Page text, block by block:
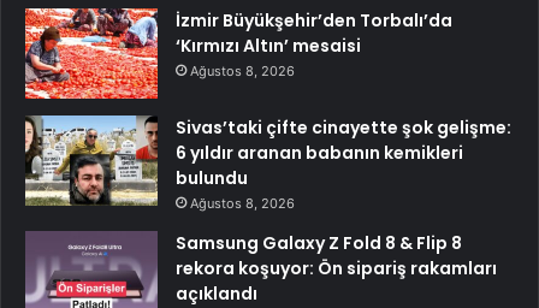
İzmir Büyükşehir’den Torbalı’da
‘Kırmızı Altın’ mesaisi
Ağustos 8, 2026
Sivas’taki çifte cinayette şok gelişme:
6 yıldır aranan babanın kemikleri
bulundu
Ağustos 8, 2026
Samsung Galaxy Z Fold 8 & Flip 8
rekora koşuyor: Ön sipariş rakamları
açıklandı